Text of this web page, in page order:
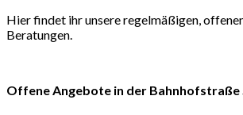
Hier findet ihr unsere regelmäßigen,
Beratungen.
Offene Angebote in der Bahnhofstraße